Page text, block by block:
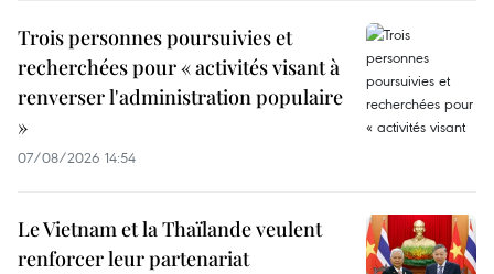
Trois personnes poursuivies et
recherchées pour « activités visant à
renverser l'administration populaire
»
07/08/2026 14:54
Le Vietnam et la Thaïlande veulent
renforcer leur partenariat